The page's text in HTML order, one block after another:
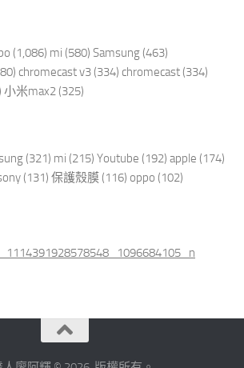
(1,086) mi (580) Samsung (463)
chromecast v3 (334) chromecast (334)
小米max2 (325)
(321) mi (215) Youtube (192) apple (174)
(131) 保護殼膜 (116) oppo (102)